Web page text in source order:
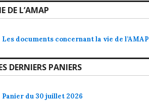
DE L’AMAP
Les documents concernant la vie de l’AMAP
DERNIERS PANIERS
Panier du 30 juillet 2026